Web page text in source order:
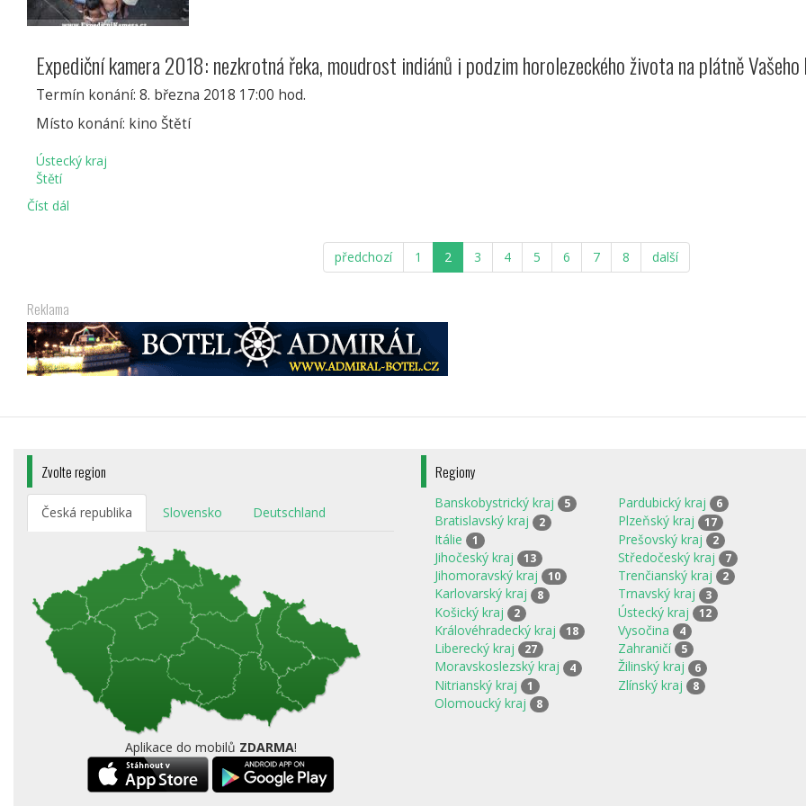
Expediční kamera 2018: nezkrotná řeka, moudrost indiánů i podzim horolezeckého života na plátně Vašeho
Termín konání: 8. března 2018 17:00 hod.
Místo konání: kino Štětí
Ústecký kraj
Štětí
Číst dál
předchozí 1 2 3 4 5 6 7 8 další
Reklama
Zvolte region
Česká republika Slovensko Deutschland
Aplikace do mobilů ZDARMA!
Regiony
Banskobystrický kraj 5
Bratislavský kraj 2
Itálie 1
Jihočeský kraj 13
Jihomoravský kraj 10
Karlovarský kraj 8
Košický kraj 2
Královéhradecký kraj 18
Liberecký kraj 27
Moravskoslezský kraj 4
Nitrianský kraj 1
Olomoucký kraj 8
Pardubický kraj 6
Plzeňský kraj 17
Prešovský kraj 2
Středočeský kraj 7
Trenčianský kraj 2
Trnavský kraj 3
Ústecký kraj 12
Vysočina 4
Zahraničí 5
Žilinský kraj 6
Zlínský kraj 8